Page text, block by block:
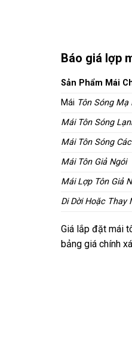
Báo giá lợp
Sản Phẩm Mái
Mái Tôn Sóng Mạ
Mái Tôn Sóng
Mái Tôn Sóng
Mái Tôn Giả Ngói
Mái Lợp Tôn Giả
Di Dời Hoặc Thay
Giá lắp đặt mái
bảng giá chính